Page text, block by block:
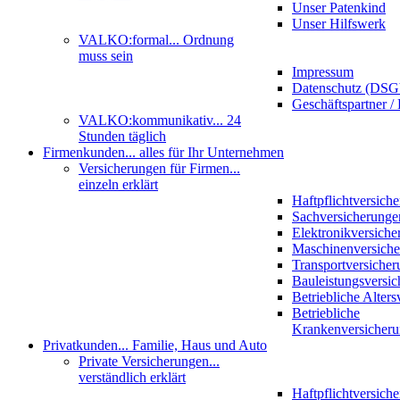
Unser Patenkind
Unser Hilfswerk
VALKO:formal... Ordnung
muss sein
Impressum
Datenschutz
Geschäftspartner /
VALKO:kommunikativ... 24
Stunden täglich
Firmenkunden... alles für Ihr Unternehmen
Versicherungen für Firmen...
einzeln erklärt
Betriebliche
Betriebliche
Privatkunden... Familie, Haus und Auto
Private Versicherungen...
verständlich erklärt